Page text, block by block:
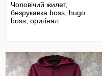
Чоловічий жилет,
безрукавка boss, hugo
boss, оригінал